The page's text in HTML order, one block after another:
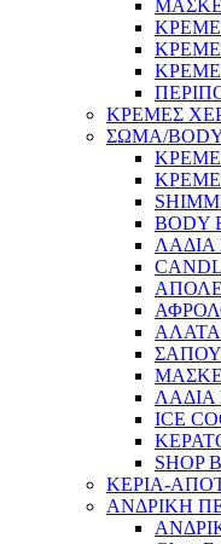
ΚΡΕΜΕΣ
ΣΩΜΑ/
BODY
ΛΑΔΙΑ
ΛΑΔΙΑ
ICE
SHOP
ΚΕΡΙΑ-
ΑΝΔΡΙΚΗ